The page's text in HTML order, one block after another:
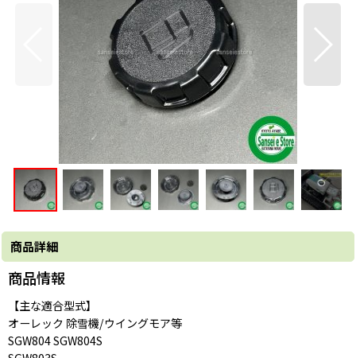
商品詳細
商品情報
【主な適合型式】
オーレック 除雪機/ウイングモア等
SGW804 SGW804S